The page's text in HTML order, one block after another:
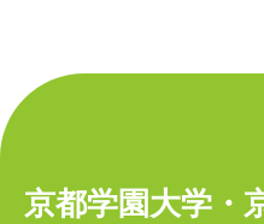
京都学園大学・